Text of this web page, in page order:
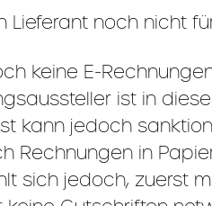
noch nicht
keine E-
ist in
kann jedoch
Rechnungen in
sich jedoch, zuerst